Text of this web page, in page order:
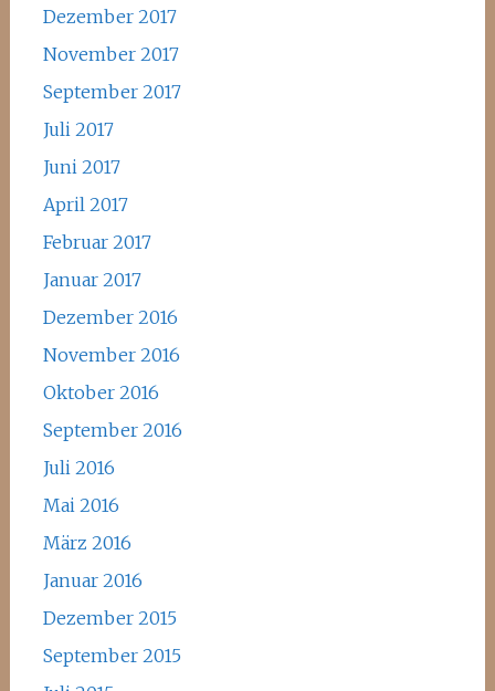
Dezember 2017
November 2017
September 2017
Juli 2017
Juni 2017
April 2017
Februar 2017
Januar 2017
Dezember 2016
November 2016
Oktober 2016
September 2016
Juli 2016
Mai 2016
März 2016
Januar 2016
Dezember 2015
September 2015